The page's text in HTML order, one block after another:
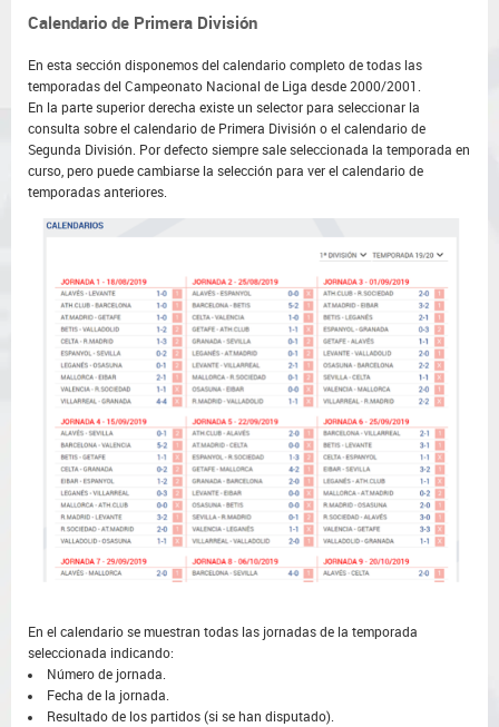
Calendario de Primera División
En esta sección disponemos del calendario completo de todas las
temporadas del Campeonato Nacional de Liga desde 2000/2001.
En la parte superior derecha existe un selector para seleccionar la
consulta sobre el calendario de Primera División o el calendario de
Segunda División. Por defecto siempre sale seleccionada la temporada en
curso, pero puede cambiarse la selección para ver el calendario de
temporadas anteriores.
En el calendario se muestran todas las jornadas de la temporada
seleccionada indicando:
Número de jornada.
Fecha de la jornada.
Resultado de los partidos (si se han disputado).